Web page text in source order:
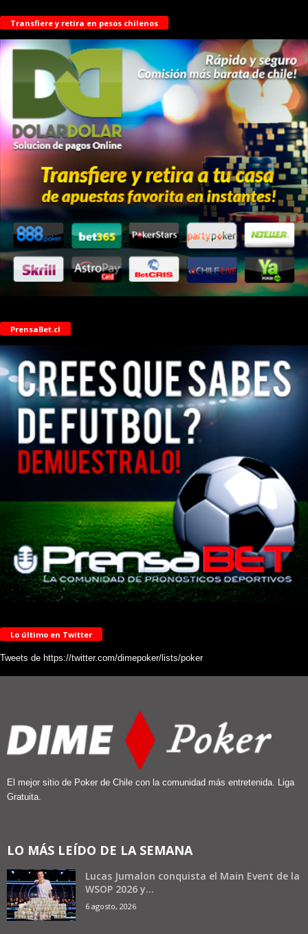
Transfiere y retira en pesos chilenos
PrensaBet.cl
Lo último en Twitter
Tweets de https://twitter.com/dimepoker/lists/poker
El mejor sitio de Poker de Chile con la comunidad más entretenida. Liga
Gratuita.
LO MÁS LEÍDO DE LA SEMANA
Lucas Jumalon conquista el Main Event de la
WSOP 2026 y...
6 agosto, 2026